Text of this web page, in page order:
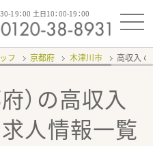
19：00 土日10：00-19：00
フ 京都府 木津川市 高収入
）の高収入
人情報一覧